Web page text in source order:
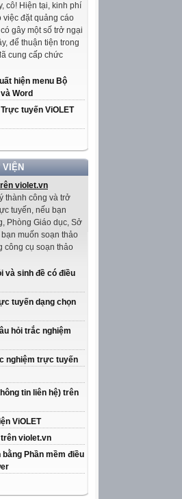
cô! Hiện tại, kinh phí
việc đặt quảng cáo
gây một số trở ngại
để thuận tiện trong
cung cấp chức
hiện menu Bộ
Word
tuyến ViOLET
violet.vn
thành công và trở
tuyến, nếu bạn
Phòng Giáo dục, Sở
muốn soạn thảo
công cụ soạn thảo
và sinh đề có điều
tuyến dạng chọn
hỏi trắc nghiệm
nghiệm trực tuyến
tin liên hệ) trên
ViOLET
violet.vn
Phần mềm điều